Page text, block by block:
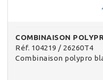
COMBINAISON
Réf. 104219 / 26260T4
Combinaison polypro